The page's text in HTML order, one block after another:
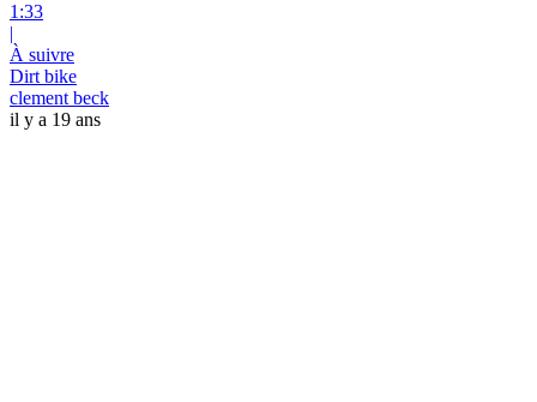
1:33
|
À suivre
Dirt bike
clement beck
il y a 19 ans